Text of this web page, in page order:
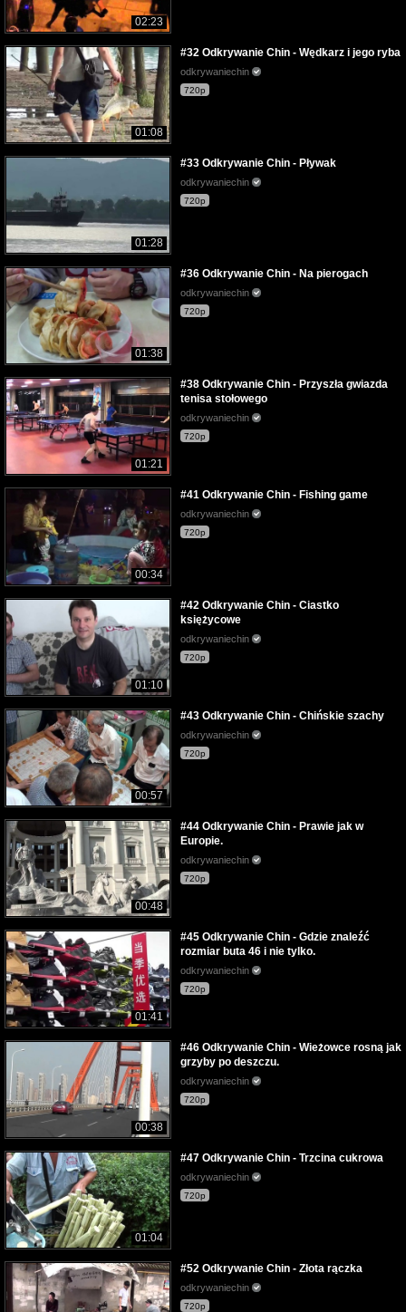
02:23
01:08
#32 Odkrywanie Chin - Wędkarz i jego ryba
odkrywaniechin
720p
01:28
#33 Odkrywanie Chin - Pływak
odkrywaniechin
720p
01:38
#36 Odkrywanie Chin - Na pierogach
odkrywaniechin
720p
01:21
#38 Odkrywanie Chin - Przyszła gwiazda
tenisa stołowego
odkrywaniechin
720p
00:34
#41 Odkrywanie Chin - Fishing game
odkrywaniechin
720p
01:10
#42 Odkrywanie Chin - Ciastko
księżycowe
odkrywaniechin
720p
00:57
#43 Odkrywanie Chin - Chińskie szachy
odkrywaniechin
720p
00:48
#44 Odkrywanie Chin - Prawie jak w
Europie.
odkrywaniechin
720p
01:41
#45 Odkrywanie Chin - Gdzie znaleźć
rozmiar buta 46 i nie tylko.
odkrywaniechin
720p
00:38
#46 Odkrywanie Chin - Wieżowce rosną jak
grzyby po deszczu.
odkrywaniechin
720p
01:04
#47 Odkrywanie Chin - Trzcina cukrowa
odkrywaniechin
720p
#52 Odkrywanie Chin - Złota rączka
odkrywaniechin
720p